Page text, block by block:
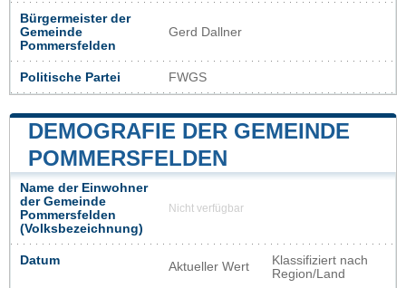
Bürgermeister der
Gemeinde
Pommersfelden
Gerd Dallner
Politische Partei FWGS
DEMOGRAFIE DER GEMEINDE
POMMERSFELDEN
Name der Einwohner
der Gemeinde
Pommersfelden
(Volksbezeichnung)
Nicht verfügbar
Datum Aktueller Wert
Klassifiziert nach
Region/Land